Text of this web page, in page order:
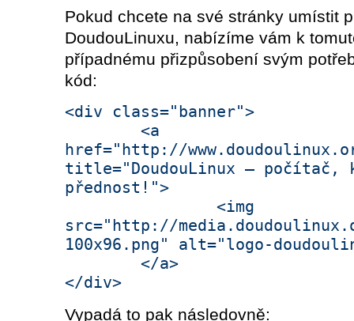
Pokud chcete na své stránky umístit
DoudouLinuxu, nabízíme vám k
případnému přizpůsobení svým
kód:
<div class="banner">
<a
href="http://
title="DoudouLinux – počítač,
přednost!">
<img
src="http://
100x96.png" alt="logo-
</a>
</div>
Vypadá to pak následovně: